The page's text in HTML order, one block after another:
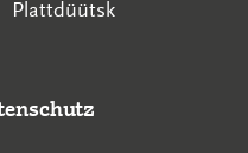
Plattdüütsk